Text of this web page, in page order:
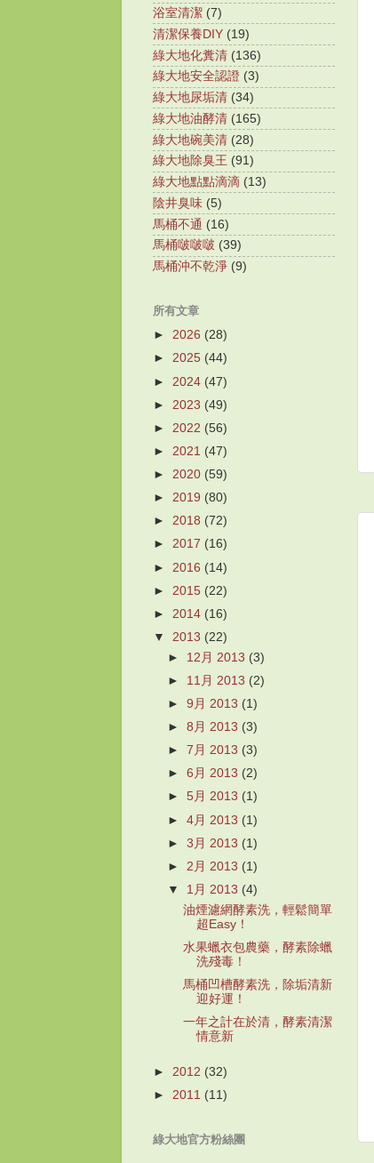
浴室清潔 (7)
清潔保養DIY (19)
綠大地化糞清 (136)
綠大地安全認證 (3)
綠大地尿垢清 (34)
綠大地油酵清 (165)
綠大地碗美清 (28)
綠大地除臭王 (91)
綠大地點點滴滴 (13)
陰井臭味 (5)
馬桶不通 (16)
馬桶啵啵啵 (39)
馬桶沖不乾淨 (9)
所有文章
► 2026 (28)
► 2025 (44)
► 2024 (47)
► 2023 (49)
► 2022 (56)
► 2021 (47)
► 2020 (59)
► 2019 (80)
► 2018 (72)
► 2017 (16)
► 2016 (14)
► 2015 (22)
► 2014 (16)
▼ 2013 (22)
► 12月 2013 (3)
► 11月 2013 (2)
►9月 2013 (1)
►8月 2013 (3)
►7月 2013 (3)
►6月 2013 (2)
►5月 2013 (1)
►4月 2013 (1)
►3月 2013 (1)
► 2月 2013 (1)
▼ 1月 2013 (4)
油煙濾網酵素洗，輕鬆簡單
超Easy！
水果蠟衣包農藥，酵素除蠟
洗殘毒！
馬桶凹槽酵素洗，除垢清新
迎好運！
一年之計在於清，酵素清潔
情意新
► 2012 (32)
► 2011 (11)
綠大地官方粉絲團